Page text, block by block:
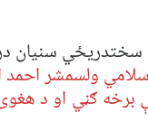
سنيان
ولسمشر احمد
برخه ګڼي او د